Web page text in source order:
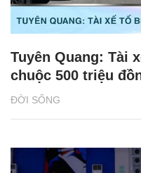
ĐỜI SỐNG
Tuyên Quang: Tài
chuộc 500 triệu